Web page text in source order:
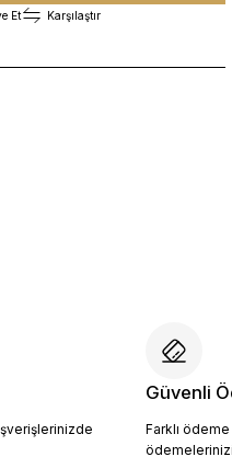
Et Karşılaştır
Güvenli
Farklı